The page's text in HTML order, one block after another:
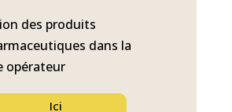
des produits
dans la
opérateur
Ici